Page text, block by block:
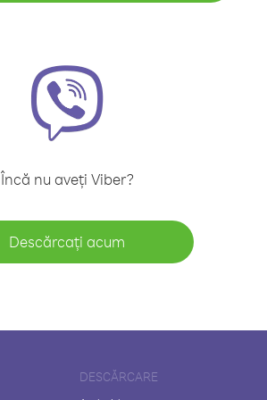
Încă nu aveți Viber?
Descărcați acum
DESCĂRCARE